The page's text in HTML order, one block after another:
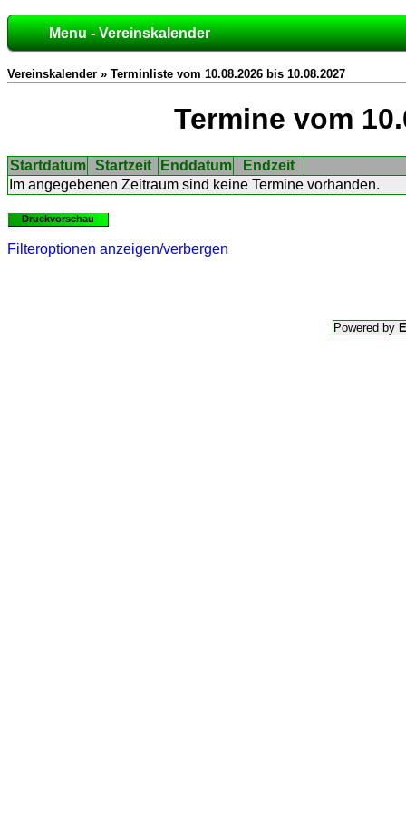
Menu - Vereinskalender
Vereinskalender » Terminliste vom 10.08.2026 bis 10.08.2027
Termine vom
Startdatum Startzeit Enddatum
Endzeit
Im angegebenen Zeitraum sind keine Termine vorhanden.
Druckvorschau
Filteroptionen anzeigen/verbergen
Powered by